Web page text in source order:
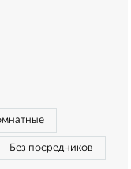
Без посредников